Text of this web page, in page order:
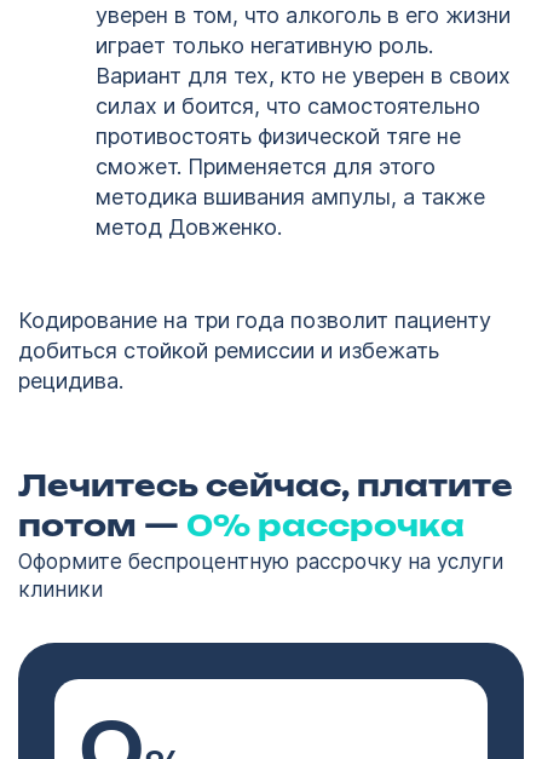
уверен в том, что алкоголь в его жизни
играет только негативную роль.
Вариант для тех, кто не уверен в своих
силах и боится, что самостоятельно
противостоять физической тяге не
сможет. Применяется для этого
методика вшивания ампулы, а также
метод Довженко.
Кодирование на три года позволит пациенту
добиться стойкой ремиссии и избежать
рецидива.
Лечитесь сейчас, платите
потом — 0% рассрочка
Оформите беспроцентную рассрочку на услуги
клиники